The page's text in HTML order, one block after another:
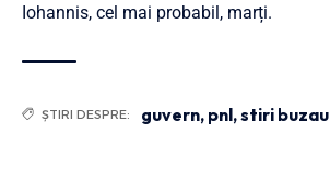
Iohannis, cel mai probabil, marți.
ȘTIRI DESPRE: guvern, pnl,stiri buzau